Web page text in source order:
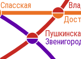
Спасская